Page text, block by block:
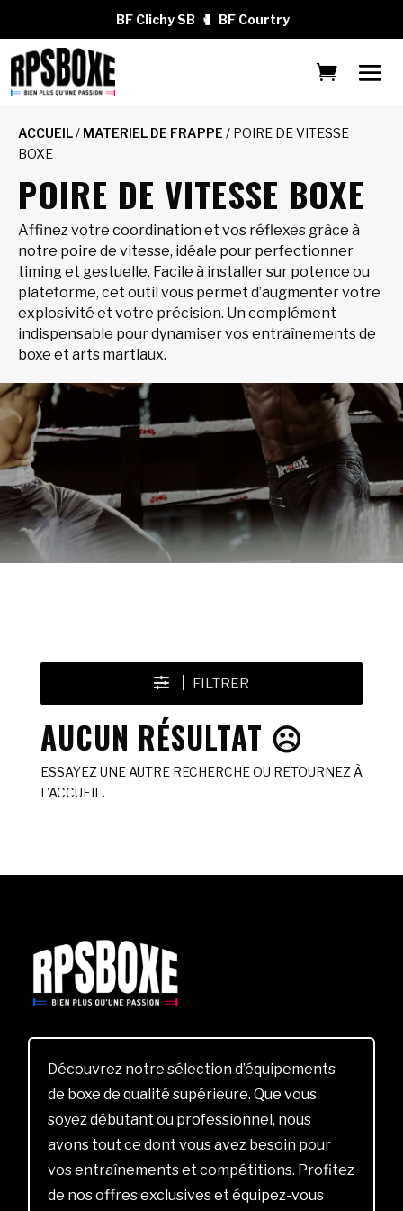
BF Clichy SB 🥊 BF Courtry
ACCUEIL/ MATERIEL DE FRAPPE / POIRE DE VITESSE
BOXE
POIRE DE VITESSE BOXE
Affinez votre coordination et vos réflexes grâce à
notre poire de vitesse, idéale pour perfectionner
timing et gestuelle. Facile à installer sur potence ou
plateforme, cet outil vous permet d’augmenter votre
explosivité et votre précision. Un complément
indispensable pour dynamiser vos entraînements de
boxe et arts martiaux.
FILTRER
AUCUN RÉSULTAT ☹️
ESSAYEZ UNE AUTRE RECHERCHE OU RETOURNEZ À
L'ACCUEIL.
Découvrez notre sélection d’équipements
de boxe de qualité supérieure. Que vous
soyez débutant ou professionnel, nous
avons tout ce dont vous avez besoin pour
vos entraînements et compétitions. Profitez
de nos offres exclusives et équipez-vous